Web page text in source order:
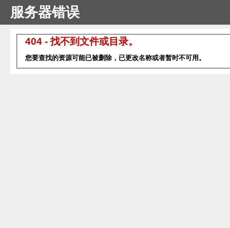
服务器错误
404 - 找不到文件或目录。
您要查找的资源可能已被删除，已更改名称或者暂时不可用。